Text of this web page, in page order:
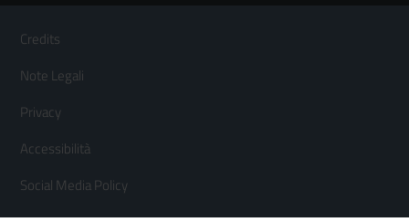
Footer
Menù
orizzontale
Credits
Note Legali
Privacy
Accessibilità
Social Media Policy